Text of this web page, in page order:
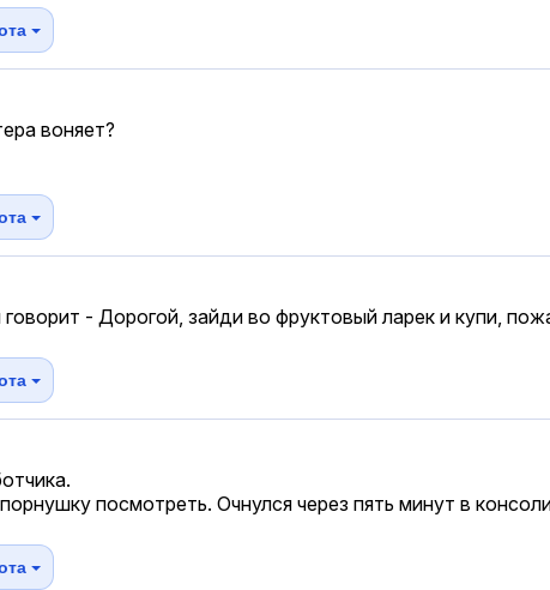
воняет?
- Дорогой, зайди во фруктовый ларек и купи,
посмотреть. Очнулся через пять минут в